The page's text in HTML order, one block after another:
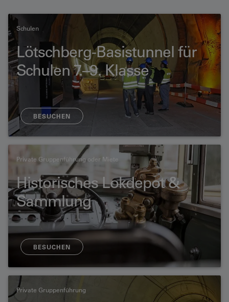
Schulen
Lötschberg-Basistunnel für
Schulen 7.–9. Klasse
BESUCHEN
Private Gruppenführung oder Miete
Historisches Lokdepot &
Sammlung
BESUCHEN
Private Gruppenführung